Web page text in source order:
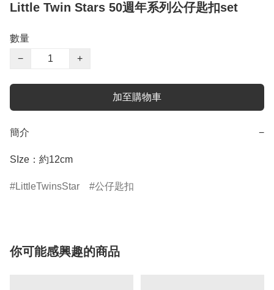
Little Twin Stars 50週年系列公仔匙扣set
數量
−
+
加至購物車
簡介 −
SIze：約12cm
LittleTwinsStar 公仔匙扣
你可能感興趣的商品